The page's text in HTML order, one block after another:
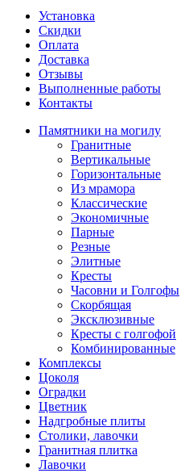
Установка
Скидки
Оплата
Доставка
Отзывы
Выполненные работы
Контакты
Памятники на могилу
Гранитные
Вертикальные
Горизонтальные
Из мрамора
Классические
Экономичные
Парные
Резные
Элитные
Кресты
Часовни и Голгофы
Скорбящая
Эксклюзивные
Кресты с голгофой
Комбинированные
Комплексы
Цоколя
Оградки
Цветник
Надгробные плиты
Столики, лавочки
Гранитная плитка
Лавочки